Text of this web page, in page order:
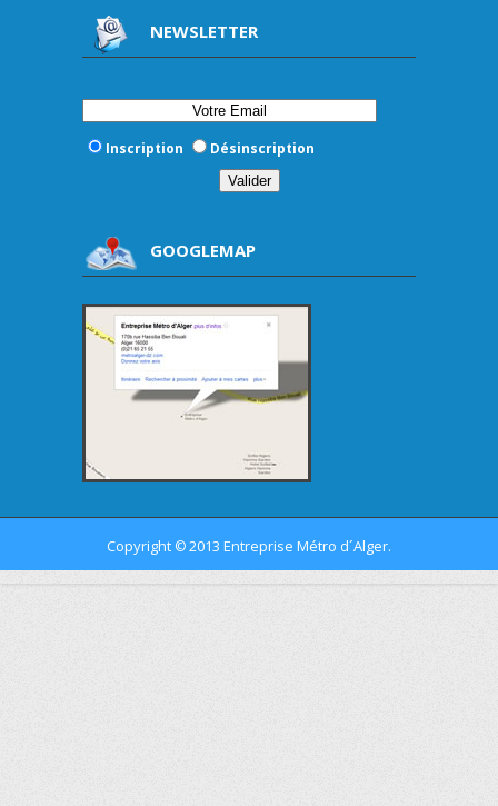
NEWSLETTER
Inscription Désinscription
GOOGLEMAP
Copyright ©2013 Entreprise Métro d´Alger.